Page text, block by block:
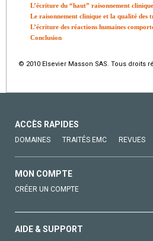
L’écriture du “haut” raisonnement clinique
Le raisonnement clinique et la qualité des
L’écriture des réactions humaines
Conclusion
© 2010 Elsevier Masson SAS. Tous droits
ACCÈS RAPIDES
DOMAINES TRAITÉS EMC REVUES
MON COMPTE
CRÉER UN COMPTE
AIDE & SUPPORT